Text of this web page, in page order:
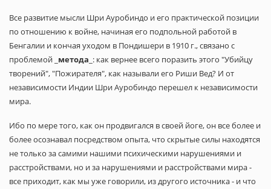
Все развитие мысли Шри Ауробиндо и его практической позиции
по отношению к войне, начиная его подпольной работой в
Бенгалии и кончая уходом в Пондишери в 1910 г., связано с
проблемой _ метода _: как вернее всего поразить этого "Убийцу
творений", "Пожирателя", как называли его Риши Вед? И от
независимости Индии Шри Ауробиндо перешел к независимости
мира.
Ибо по мере того, как он продвигался в своей йоге, он все более и
более осознавал посредством опыта, что скрытые силы находятся
не только за самими нашими психическими нарушениями и
расстройствами, но и за нарушениями и расстройствами мира -
все приходит, как мы уже говорили, из другого источника - и что